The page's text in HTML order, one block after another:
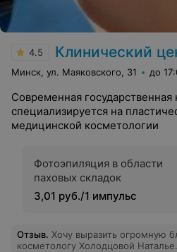
4.5 Клинический центр пластической
Минск, ул. Маяковского, 31 до
Современная государственная
специализируется на
медицинской косметологии
Фотоэпиляция в области
паховых складок
3,01 руб./1 импульс
Отзыв. Хочу выразить огромную
косметологу Холодцовой